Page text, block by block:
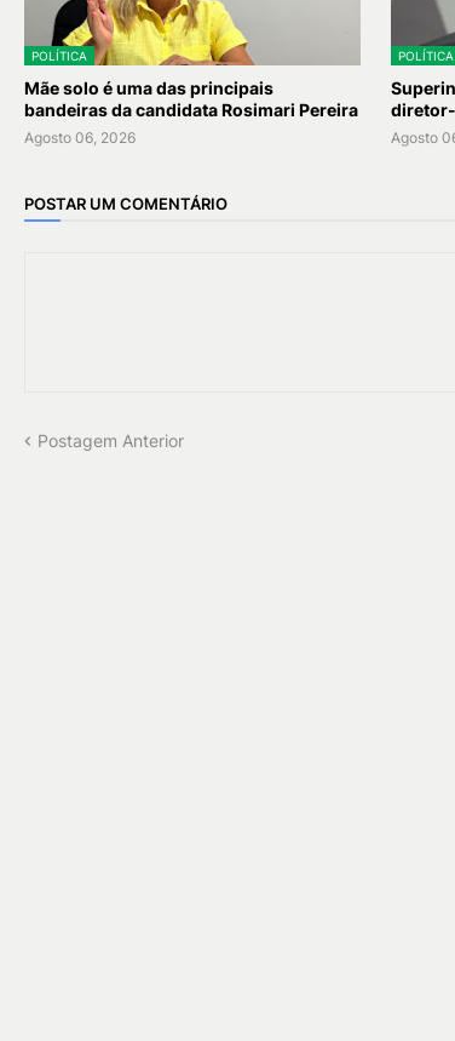
POLÍTICA
Mãe solo é uma das principais
bandeiras da candidata Rosimari Pereira
Agosto 06, 2026
POLÍTICA
diretor-
Agosto
POSTAR UM COMENTÁRIO
Postagem Anterior